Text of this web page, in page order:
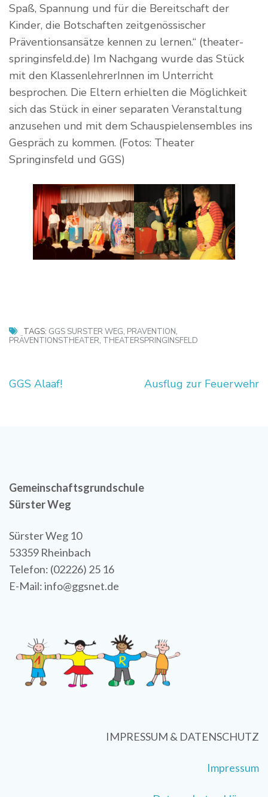
Spaß, Spannung und für die Bereitschaft der
Kinder, die Botschaften zeitgenössischer
Präventionsansätze kennen zu lernen.“ (theater-
springinsfeld.de) Im Nachgang wurde das Stück
mit den KlassenlehrerInnen im Unterricht
besprochen. Die Eltern erhielten die Möglichkeit
sich das Stück in einer separaten Veranstaltung
anzusehen und mit dem Schauspielensembles ins
Gespräch zu kommen. (Fotos: Theater
Springinsfeld und GGS)
TAGS: GGS SÜRSTER WEG, PRÄVENTION,
PRÄVENTIONSTHEATER, THEATERSPRINGINSFELD
Beitragsnavigation
GGS Alaaf! Ausflug zur Feuerwehr
Gemeinschaftsgrundschule
Sürster Weg
Sürster Weg 10
53359 Rheinbach
Telefon: (02226) 25 16
E-Mail: info@ggsnet.de
IMPRESSUM & DATENSCHUTZ
Impressum